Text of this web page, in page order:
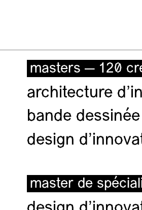
masters — 120
architecture
bande
design
master de